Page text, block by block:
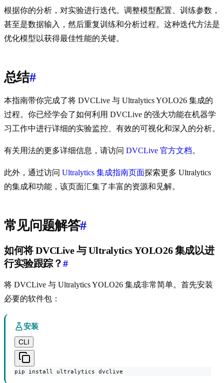
根据你的分析，对实验进行迭代。调整模型配置、训练参数，
甚至是数据输入，然后重复训练和分析过程。这种迭代方法是
优化模型以获得最佳性能的关键。
总结#
本指南带你完成了将 DVCLive 与 Ultralytics YOLO26 集成的
过程。你已经学会了如何利用 DVCLive 的强大功能在机器学
习工作中进行详细的实验监控、有效的可视化和深入的分析。
有关用法的更多详细信息，请访问 DVCLive 官方文档。
此外，通过访问 Ultralytics 集成指南页面探索更多 Ultralytics
的集成和功能，该页面汇集了丰富的资源和见解。
常见问题解答#
如何将 DVCLive 与 Ultralytics YOLO26 集成以进
行实验跟踪？#
将 DVCLive 与 Ultralytics YOLO26 集成非常简单。首先安装
必要的软件包：
安装
CLI
pip install ultralytics dvclive